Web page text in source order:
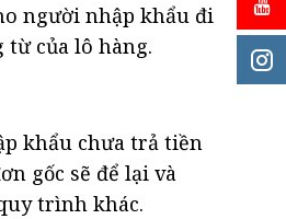
người nhập khẩu đi
từ của lô hàng.
khẩu chưa trả tiền
gốc sẽ để lại và
trình khác.